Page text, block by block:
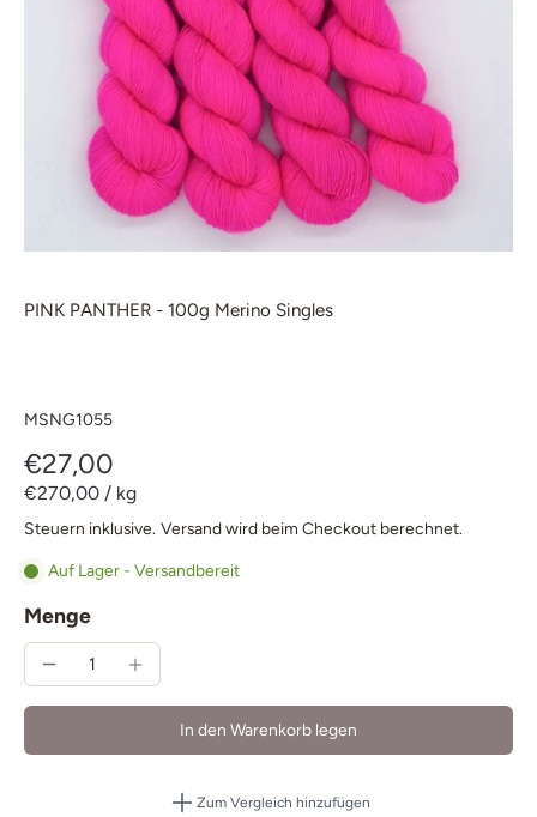
PINK PANTHER - 100g Merino Singles
MSNG1055
€27,00
€270,00 / kg
Steuern inklusive. Versandwird beim Checkout berechnet.
Auf Lager - Versandbereit
Menge
In den Warenkorb legen
Zum Vergleich hinzufügen